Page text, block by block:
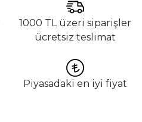
1000 TL üzeri siparişler
ücretsiz teslimat
Piyasadaki en iyi fiyat